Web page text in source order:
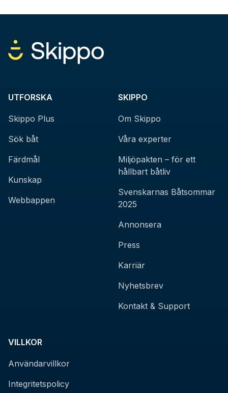
UTFORSKA
Skippo Plus
Sök båt
Färdmål
Kunskap
Webbappen
SKIPPO
Om Skippo
Våra experter
Miljöpakten – för ett
hållbart båtliv
Svenskarnas Båtsommar
2025
Annonsera
Press
Karriär
Nyhetsbrev
Kontakt & Support
VILLKOR
Användarvillkor
Integritetspolicy